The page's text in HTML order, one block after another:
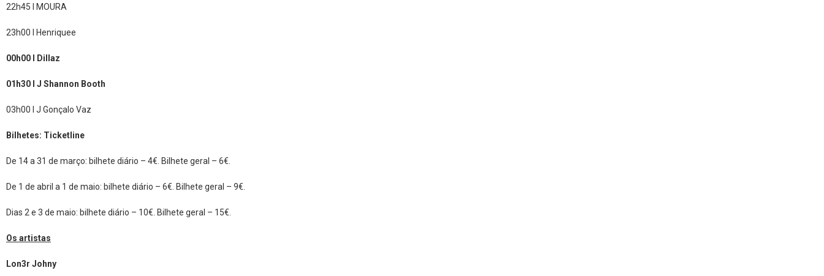
22h45 l MOURA
23h00 l Henriquee
00h00 l Dillaz
01h30 l J Shannon Booth
03h00 l J Gonçalo Vaz
Bilhetes: Ticketline
De 14 a 31 de março: bilhete diário – 4€. Bilhete geral – 6€.
De 1 de abril a 1 de maio: bilhete diário – 6€. Bilhete geral – 9€.
Dias 2 e 3 de maio: bilhete diário – 10€. Bilhete geral – 15€.
Os artistas
Lon3r Johny